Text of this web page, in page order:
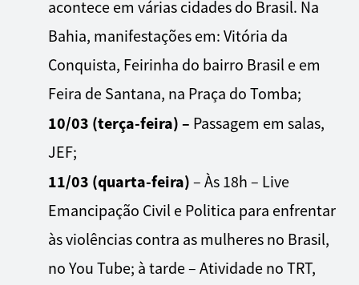
acontece em várias cidades do Brasil. Na
Bahia, manifestações em: Vitória da
Conquista, Feirinha do bairro Brasil e em
Feira de Santana, na Praça do Tomba;
10/03 (terça-feira) – Passagem em salas,
JEF;
11/03 (quarta-feira) – Às 18h – Live
Emancipação Civil e Politica para enfrentar
às violências contra as mulheres no Brasil,
no You Tube; à tarde – Atividade no TRT,